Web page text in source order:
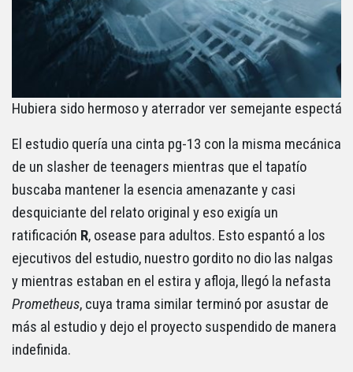
Hubiera sido hermoso y aterrador ver semejante
El estudio quería una cinta pg-13 con la misma mecánica
de un slasher de teenagers mientras que el tapatío
buscaba mantener la esencia amenazante y casi
desquiciante del relato original y eso exigía un
ratificación R, osease para adultos. Esto espantó a los
ejecutivos del estudio, nuestro gordito no dio las nalgas
y mientras estaban en el estira y afloja, llegó la nefasta
Prometheus, cuya trama similar terminó por asustar de
más al estudio y dejo el proyecto suspendido de manera
indefinida.